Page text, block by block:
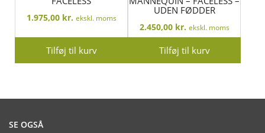
1.975,00 kr. ekskl. moms
Tilføj til kurv
UDEN FØDDER
2.450,00 kr. ekskl. moms
Tilføj til kurv
SE OGSÅ